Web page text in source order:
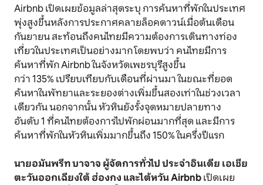
Airbnb เปิดเผยข้อมูลล่าสุดระบุ การค้นหาที่พักในประเทศ
พุ่งสูงขึ้นหลังการประกาศคลายล็อคดาวน์เมื่อต้นเดือน
กันยายน สะท้อนถึงคนไทยมีความต้องการเดินทางท่อง
เที่ยวในประเทศเป็นอย่างมาก โดยพบว่า คนไทยมีการ
ค้นหาที่พัก Airbnb ในจังหวัดเพชรบุรีสูงขึ้น
กว่า 135% เปรียบเทียบกับเดือนที่ผ่านมา ในขณะที่ยอด
ค้นหาในพัทยาและระยองต่างเพิ่มขึ้นสองเท่าในช่วงเวลา
เดียวกัน นอกจากนั้น หัวหินยังรั้งจุดหมายปลายทาง
อันดับ 1 ที่คนไทยต้องการไปพักผ่อนมากที่สุด และมีการ
ค้นหาที่พักในหัวหินเพิ่มมากขึ้นถึง 150% ในครึ่งปีแรก
นายอมันพรีท บาจาจ ผู้จัดการทั่วไป ประจำอินเดีย เอเชีย
ตะวันออกเฉียงใต้ ฮ่องกง และไต้หวัน Airbnbเปิดเผย